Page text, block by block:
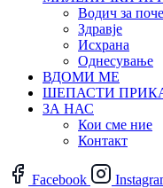
Водич за
Здравје
Исхрана
Однесување
ВДОМИ МЕ
ШЕПАСТИ
ЗА НАС
Кои сме ние
Контакт
Facebook